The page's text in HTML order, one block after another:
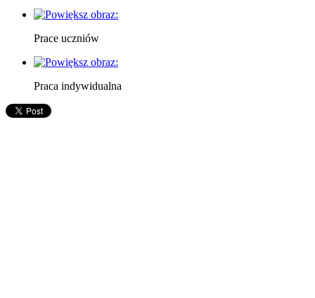
Prace uczniów
Praca indywidualna